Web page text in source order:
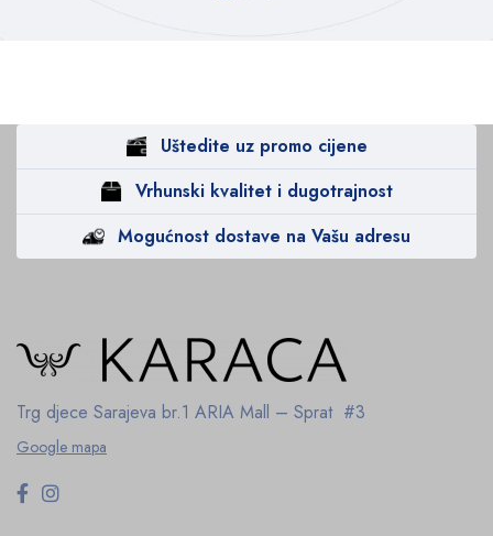
Uštedite uz promo cijene
Vrhunski kvalitet i dugotrajnost
Mogućnost dostave na Vašu adresu
Trg djece Sarajeva br.1 ARIA Mall – Sprat #3
Google mapa